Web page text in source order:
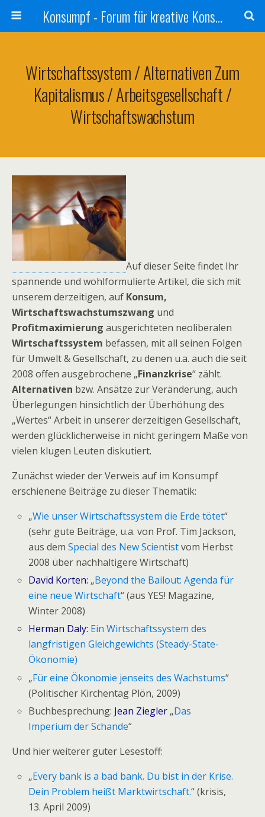
Konsumpf - Forum für kreative Konsumkritik - Culture Jamming, Nachhaltigkeit, Konzernkritik, Adbusting
Wirtschaftssystem / Alternativen Zum
Kapitalismus / Arbeitsgesellschaft /
Wirtschaftswachstum
Auf dieser Seite findet Ihr
spannende und wohlformulierte Artikel, die sich mit
unserem derzeitigen, auf Konsum,
Wirtschaftswachstumszwang und
Profitmaximierung ausgerichteten neoliberalen
Wirtschaftssystem befassen, mit all seinen Folgen
für Umwelt & Gesellschaft, zu denen u.a. auch die seit
2008 offen ausgebrochene „Finanzkrise“ zählt.
Alternativen bzw. Ansätze zur Veränderung, auch
Überlegungen hinsichtlich der Überhöhung des
„Wertes“ Arbeit in unserer derzeitigen Gesellschaft,
werden glücklicherweise in nicht geringem Maße von
vielen klugen Leuten diskutiert.
Zunächst wieder der Verweis auf im Konsumpf
erschienene Beiträge zu dieser Thematik:
„Wie unser Wirtschaftssystem die Erde tötet“
(sehr gute Beiträge, u.a. von Prof. Tim Jackson,
aus demSpecial des New Scientistvom Herbst
2008 über nachhaltigere Wirtschaft)
David Korten: „Beyond the Bailout: Agenda für
eine neue Wirtschaft“ (aus YES! Magazine,
Winter 2008)
Herman Daly: Ein Wirtschaftssystem des
langfristigen Gleichgewichts (Steady-State-
Ökonomie)
„Für eine Ökonomie jenseits des Wachstums“
(Politischer Kirchentag Plön, 2009)
Buchbesprechung: Jean Ziegler „Das
Imperium der Schande“
Und hier weiterer guter Lesestoff:
„Every bank is a bad bank. Du bist in der Krise.
Dein Problem heißt Marktwirtschaft.“ (krisis,
13. April 2009)